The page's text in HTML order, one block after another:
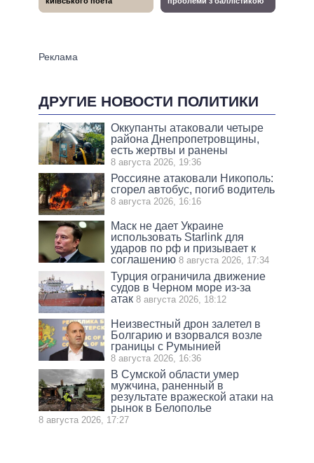
ДРУГИЕ НОВОСТИ ПОЛИТИКИ
Оккупанты атаковали четыре
района Днепропетровщины,
есть жертвы и ранены
8 августа 2026, 19:36
Россияне атаковали Никополь:
сгорел автобус, погиб водитель
8 августа 2026, 16:16
Маск не дает Украине
использовать Starlink для
ударов по рф и призывает к
соглашению 8 августа 2026, 17:34
Турция ограничила движение
судов в Черном море из-за
атак 8 августа 2026, 18:12
Неизвестный дрон залетел в
Болгарию и взорвался возле
границы с Румынией
8 августа 2026, 16:36
В Сумской области умер
мужчина, раненный в
результате вражеской атаки на
рынок в Белополье
8 августа 2026, 17:27